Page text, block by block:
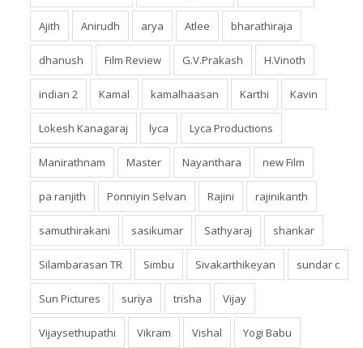
Ajith Anirudh arya Atlee bharathiraja
dhanush Film Review G.V.Prakash H.Vinoth
indian 2 Kamal kamalhaasan Karthi Kavin
Lokesh Kanagaraj lyca Lyca Productions
Manirathnam Master Nayanthara new Film
pa ranjith Ponniyin Selvan Rajini rajinikanth
samuthirakani sasikumar Sathyaraj shankar
Silambarasan TR Simbu Sivakarthikeyan sundar c
Sun Pictures suriya trisha Vijay
Vijaysethupathi Vikram Vishal Yogi Babu